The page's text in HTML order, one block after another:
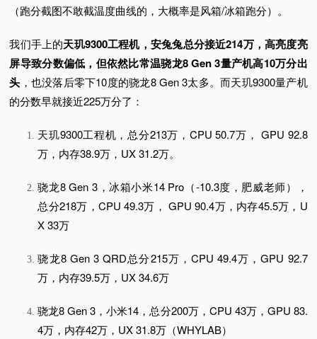
（跑分截图不敢截温度曲线的，大概率是风箱/冰箱跑分）。
我们手上的天玑9300工程机，安兔兔总分接近214万，高亮度亮
屏导致分数偏低，但依然比常温骁龙8 Gen 3量产机高10万分出
头 ，也没落后零下10度的骁龙8 Gen 3太多。而天玑9300量产机
的分数早就接近225万分了：
天玑9300工程机，总分213万，CPU 50.7万， GPU 92.8
万，内存38.9万，UX 31.2万。
骁龙8 Gen 3，冰箱小米14 Pro（-10.3度，肥威老师），
总分218万，CPU 49.3万， GPU 90.4万，内存45.5万，U
X 33万
骁龙8 Gen 3 QRD总分215万，CPU 49.4万，GPU 92.7
万，内存39.5万，UX 34.6万
骁龙8 Gen 3，小米14，总分200万，CPU 43万，GPU 83.
4万，内存42万，UX 31.8万（WHYLAB）